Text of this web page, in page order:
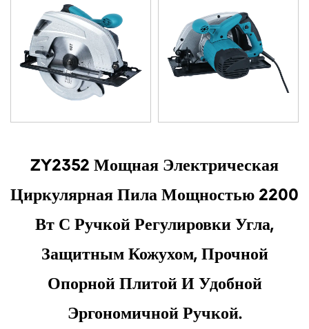
ZY2352 Мощная Электрическая
Циркулярная Пила Мощностью 2200
Вт С Ручкой Регулировки Угла,
Защитным Кожухом, Прочной
Опорной Плитой И Удобной
Эргономичной Ручкой.